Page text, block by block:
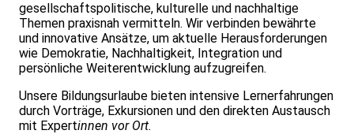
gesellschaftspolitische, kulturelle und nachhaltige
Themen praxisnah vermitteln. Wir verbinden bewährte
und innovative Ansätze, um aktuelle Herausforderungen
wie Demokratie, Nachhaltigkeit, Integration und
persönliche Weiterentwicklung aufzugreifen.
Unsere Bildungsurlaube bieten intensive Lernerfahrungen
durch Vorträge, Exkursionen und den direkten Austausch
mit Expertinnen vor Ort.